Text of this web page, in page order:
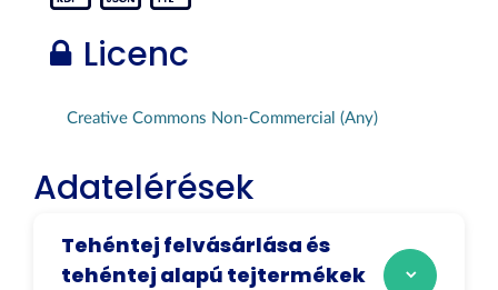
Licenc
Creative Commons Non-Commercial (Any)
Adatelérések
Tehéntej felvásárlása és
tehéntej alapú tejtermékek